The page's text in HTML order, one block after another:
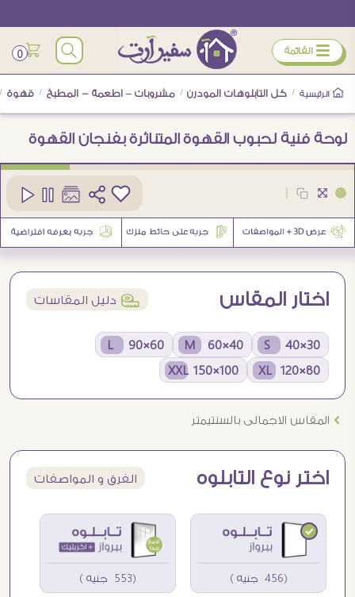
ÿ القائمة 0
الرئيسية / كل التابلوهات المودرن / مشروبات – اطعمة - المطبخ / قهوة /
لوحة فنية لحبوب القهوة المتناثرة بفنجان القهوة
SA94602
اختار المقاس í دليل المقاسات
30×40 S
40×60 M
60×90 L
80×120 XL
100×150 XXL
Ö المقاس الاجمالى بالسنتيمتر
اختر نوع التابلوه الفرق و المواصفات
(456 جنيه ) (553 جنيه )